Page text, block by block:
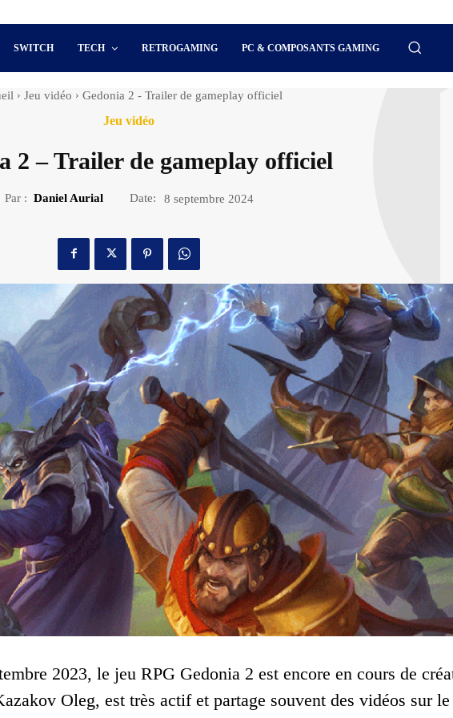
SWITCH TECH RETROGAMING PC & COMPOSANTS GAMING
Jeu vidéo Gedonia 2 - Trailer de gameplay officiel
Jeu vidéo
2 – Trailer de gameplay officiel
Par : Daniel Aurial Date: 8 septembre 2024
2023, le jeu RPG Gedonia 2 est encore en cours de
Oleg, est très actif et partage souvent des vidéos sur